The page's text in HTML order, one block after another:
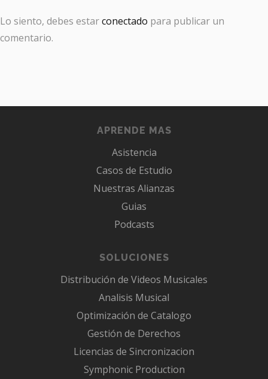
Lo siento, debes estarconectado para publicar un
comentario.
APRENDE MAS
Asistencia
Casos de Estudio
Nuestras Alianzas
Guias
Podcasts
SOLUCIONES
Distribución de Videos Musicales
Analisis Musical
Optimización de Catalogo
Gestión de Derechos
Licencias de Sincronizacion
Symphonic Production